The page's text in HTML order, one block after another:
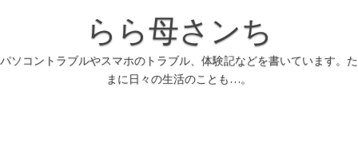
らら母さンち
パソコントラブルやスマホのトラブル、体験記などを書いています。た
まに日々の生活のことも…。